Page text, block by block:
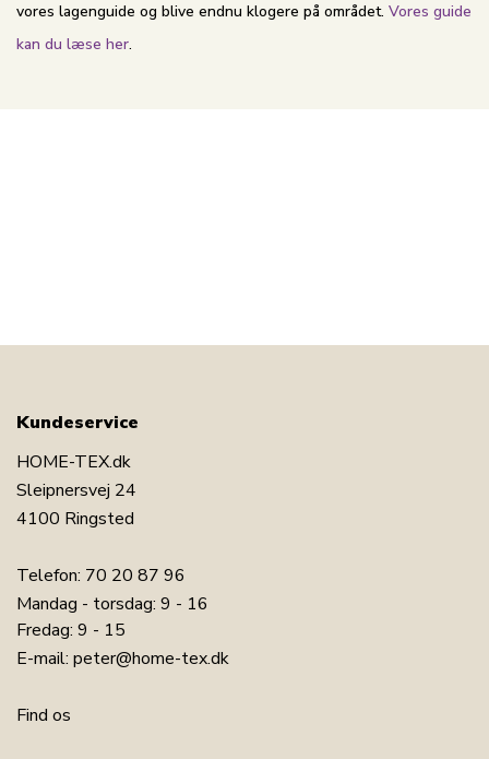
vores lagenguide og blive endnu klogere på området. Vores guide
kan du læse her.
Kundeservice
HOME-TEX.dk
Sleipnersvej 24
4100 Ringsted
Telefon: 70 20 87 96
Mandag - torsdag: 9 - 16
Fredag: 9 - 15
E-mail: peter@home-tex.dk
Find os